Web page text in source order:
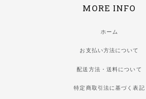
MORE INFO
ホーム
お支払い方法について
配送方法・送料について
特定商取引法に基づく表記